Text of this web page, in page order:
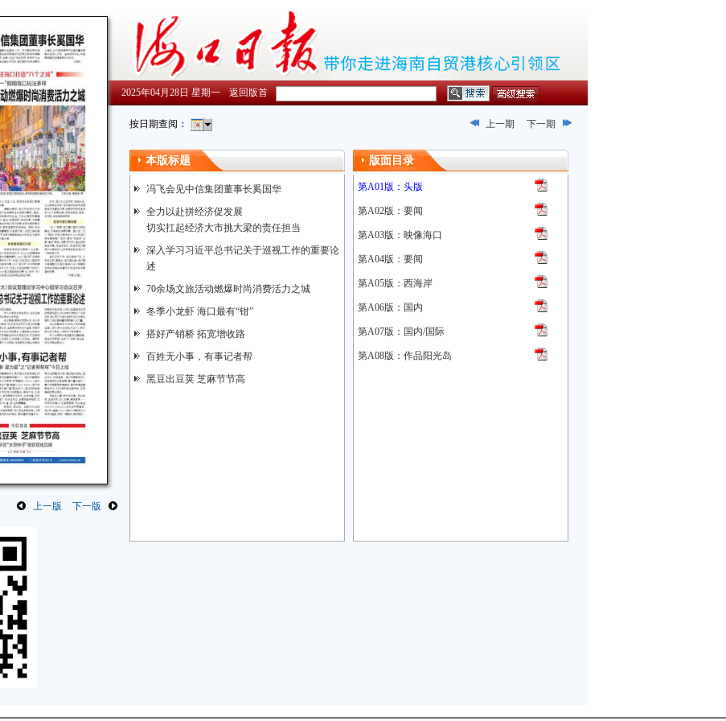
2025年04月28日 星期一 返回版首
上一版 下一版
按日期查阅： 上一期 下一期
本版标题
冯飞会见中信集团董事长奚国华
全力以赴拼经济促发展
切实扛起经济大市挑大梁的责任担当
深入学习习近平总书记关于巡视工作的重要论
述
70余场文旅活动燃爆时尚消费活力之城
冬季小龙虾 海口最有“钳”
搭好产销桥 拓宽增收路
百姓无小事，有事记者帮
黑豆出豆荚 芝麻节节高
版面目录
第A01版：头版
第A02版：要闻
第A03版：映像海口
第A04版：要闻
第A05版：西海岸
第A06版：国内
第A07版：国内/国际
第A08版：作品阳光岛